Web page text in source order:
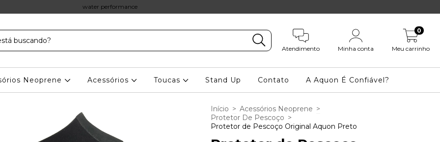
water performance
Atendimento Minha conta Meu carrinho
0
Neoprene Acessórios Toucas Stand Up Contato A Aquon É Confiável?
Início > Acessórios Neoprene >
Protetor De Pescoço >
Protetor de Pescoço Original Aquon Preto